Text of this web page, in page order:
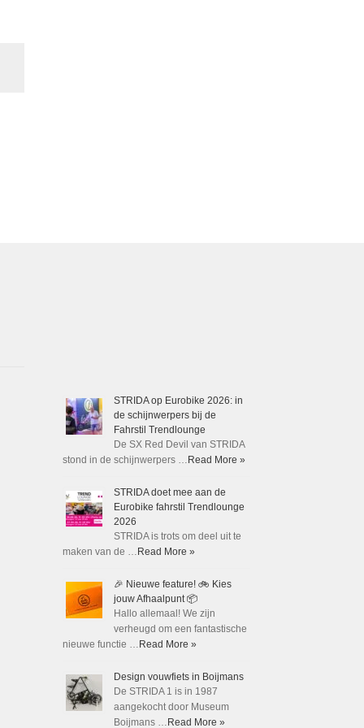
STRIDA op Eurobike 2026: in
de schijnwerpers bij de
Fahrstil Trendlounge
De SX Red Devil van STRIDA
stond in de schijnwerpers … Read More »
STRIDA doet mee aan de
Eurobike fahrstil Trendlounge
2026
STRIDA is trots om deel uit te
maken van de … Read More »
🎉 Nieuwe feature! 🚲 Kies
jouw Afhaalpunt 📦
Hallo allemaal! We zijn
verheugd om een fantastische
nieuwe functie … Read More »
Design vouwfiets in Boijmans
De STRIDA 1 is in 1987
aangekocht door Museum
Boijmans … Read More »